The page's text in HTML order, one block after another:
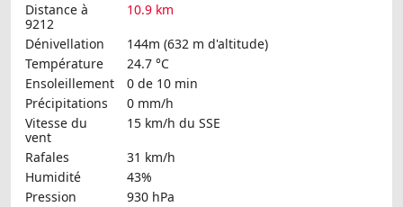
Distance à
9212
10.9 km
Dénivellation
144m (632 m d'altitude)
Température
24.7 °C
Ensoleillement
0 de 10 min
Précipitations
0 mm/h
Vitesse du
vent
15 km/h du SSE
Rafales
31 km/h
Humidité
43%
Pression
930 hPa